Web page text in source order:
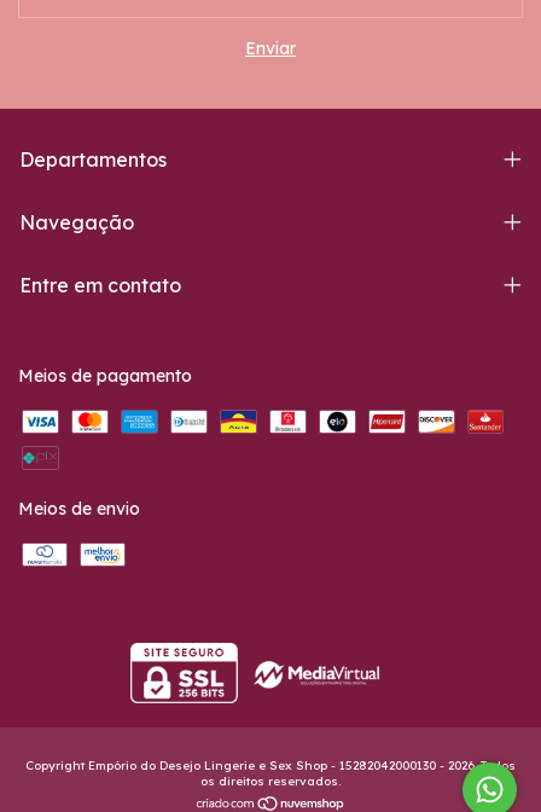
Departamentos
Navegação
Entre em contato
Meios de pagamento
Meios de envio
Copyright Empório do Desejo Lingerie e Sex Shop - 15282042000130 - 2026. Todos
os direitos reservados.